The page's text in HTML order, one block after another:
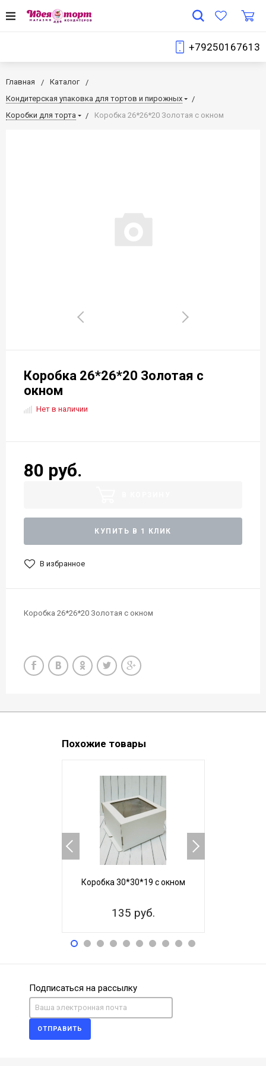
+79250167613
Главная
Каталог
Кондитерская упаковка для тортов и пирожных
Коробки для торта
Коробка 26*26*20 Золотая с окном
Коробка 26*26*20 Золотая с
окном
Нет в наличии
80 руб.
КУПИТЬ В 1 КЛИК
В избранное
Коробка 26*26*20 Золотая с окном
Похожие товары
Коробка 30*30*19 с окном
135 руб.
Подписаться на рассылку
ОТПРАВИТЬ